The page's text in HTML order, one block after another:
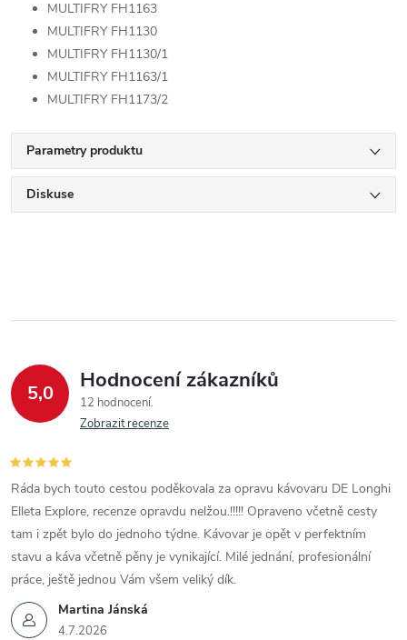
MULTIFRY FH1163
MULTIFRY FH1130
MULTIFRY FH1130/1
MULTIFRY FH1163/1
MULTIFRY FH1173/2
Parametry produktu
Diskuse
5,0 Hodnocení zákazníků
12 hodnocení
Zobrazit recenze
Martina Jánská
4.7.2026
Ráda bych touto cestou poděkovala za opravu kávovaru DE Longhi
Elleta Explore, recenze opravdu nelžou.!!!!! Opraveno včetně cesty
tam i zpět bylo do jednoho týdne. Kávovar je opět v perfektním
stavu a káva včetně pěny je vynikající. Milé jednání, profesionální
práce, ještě jednou Vám všem veliký dík.